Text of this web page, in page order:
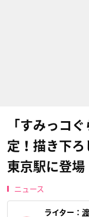
「すみっコ
定！描き下ろ
東京駅に登場
ニュース
ライター：